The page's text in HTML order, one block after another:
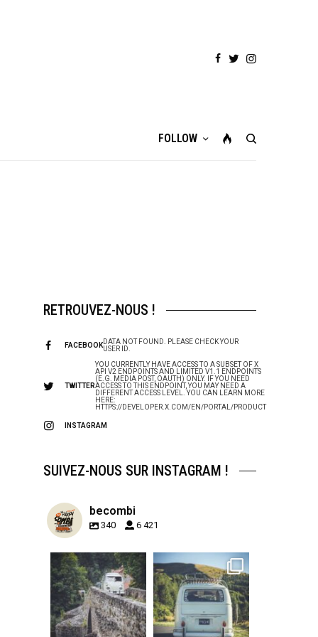
FOLLOW
RETROUVEZ-NOUS !
FACEBOOKDATA NOT FOUND. PLEASE CHECK YOUR
USER ID.
TWITTER
YOU CURRENTLY HAVE ACCESS TO A SUBSET OF X
API V2 ENDPOINTS AND LIMITED V1.1 ENDPOINTS
(E.G. MEDIA POST, OAUTH) ONLY. IF YOU NEED
ACCESS TO THIS ENDPOINT, YOU MAY NEED A
DIFFERENT ACCESS LEVEL. YOU CAN LEARN MORE
HERE:
HTTPS://DEVELOPER.X.COM/EN/PORTAL/PRODUCT
INSTAGRAM
SUIVEZ-NOUS SUR INSTAGRAM !
becombi
340 6 421
becombi
Sep 15
becombi
Sep 12